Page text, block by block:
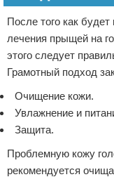
После того как
лечения прыщей на
этого следует
Грамотный подход
Очищение кожи.
Увлажнение и
Защита.
Проблемную кожу
рекомендуется